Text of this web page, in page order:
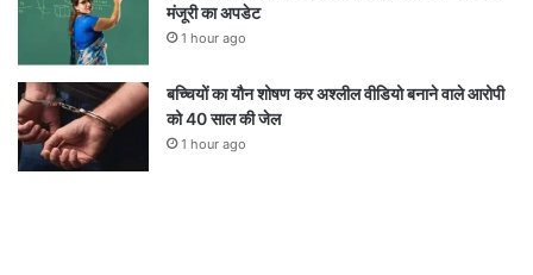
मंजूरी का अपडेट
1 hour ago
बच्चियों का यौन शोषण कर अश्लील वीडियो बनाने वाले आरोपी
को 40 साल की जेल
1 hour ago